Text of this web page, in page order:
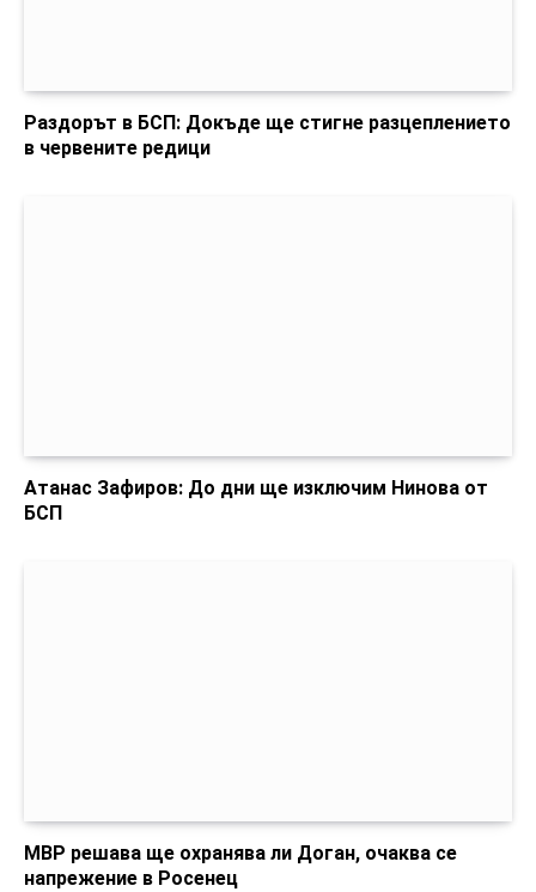
Раздорът в БСП: Докъде ще стигне разцеплението
в червените редици
Атанас Зафиров: До дни ще изключим Нинова от
БСП
МВР решава ще охранява ли Доган, очаква се
напрежение в Росенец